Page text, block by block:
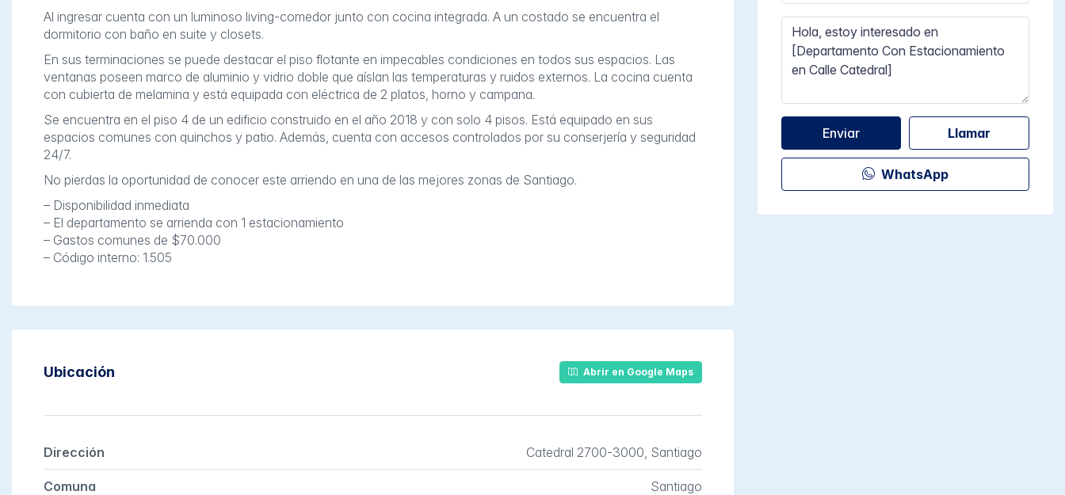
Al ingresar cuenta con un luminoso living-comedor junto con cocina integrada. A un costado se encuentra el
dormitorio con baño en suite y closets.
En sus terminaciones se puede destacar el piso flotante en impecables condiciones en todos sus espacios. Las
ventanas poseen marco de aluminio y vidrio doble que aíslan las temperaturas y ruidos externos. La cocina cuenta
con cubierta de melamina y está equipada con eléctrica de 2 platos, horno y campana.
Se encuentra en el piso 4 de un edificio construido en el año 2018 y con solo 4 pisos. Está equipado en sus
espacios comunes con quinchos y patio. Además, cuenta con accesos controlados por su conserjería y seguridad
24/7.
No pierdas la oportunidad de conocer este arriendo en una de las mejores zonas de Santiago.
– Disponibilidad inmediata
– El departamento se arrienda con 1 estacionamiento
– Gastos comunes de $70.000
– Código interno: 1.505
Ubicación Abrir en Google Maps
Dirección Catedral 2700-3000, Santiago
Comuna Santiago
Enviar Llamar
WhatsApp